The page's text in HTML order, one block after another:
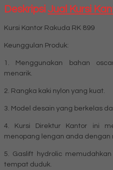
DeskripsiJual Kursi
Kursi Kantor Rakuda RK 899
Keunggulan Produk:
1. Menggunakan bahan
menarik.
2. Rangka kaki nylon yang kuat.
3. Model desain yang berkelas
4. Kursi Direktur Kantor ini
menopang lengan anda dengan
5. Gaslift hydrolic
tempat duduk.